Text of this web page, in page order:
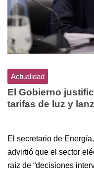
Actualidad
El Gobierno
tarifas de luz y
El secretario de
advirtió que el sector
raíz de “decisiones